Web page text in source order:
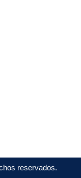
reservados.